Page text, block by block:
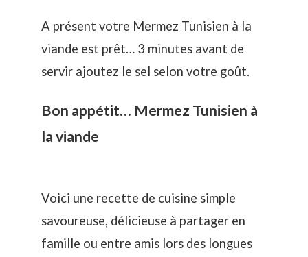
A présent votre Mermez Tunisien à la
viande est prêt… 3 minutes avant de
servir ajoutez le sel selon votre goût.
Bon appétit… Mermez Tunisien à
la viande
Voici une recette de cuisine simple
savoureuse, délicieuse à partager en
famille ou entre amis lors des longues